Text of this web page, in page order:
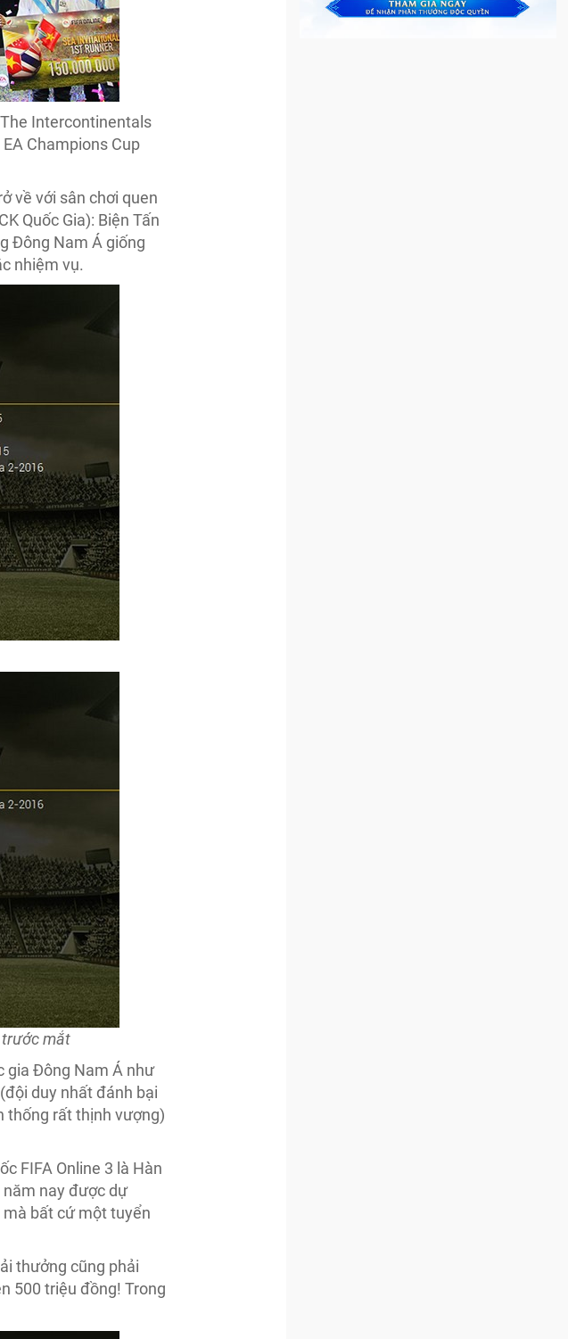
Intercontinentals
Champions Cup
về với sân chơi quen
Quốc Gia): Biện Tấn
Đông Nam Á giống
nhiệm vụ.
trước mắt
gia Đông Nam Á như
duy nhất đánh bại
thống rất thịnh vượng)
FIFA Online 3 là Hàn
năm nay được dự
bất cứ một tuyển
thưởng cũng phải
500 triệu đồng! Trong